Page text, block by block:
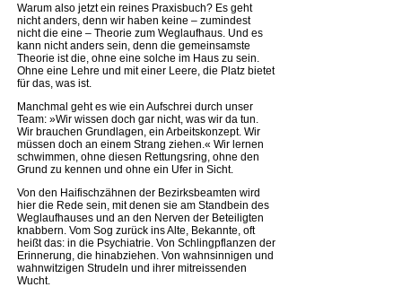
Warum also jetzt ein reines Praxisbuch? Es geht
nicht anders, denn wir haben keine – zumindest
nicht die eine – Theorie zum Weglaufhaus. Und es
kann nicht anders sein, denn die gemeinsamste
Theorie ist die, ohne eine solche im Haus zu sein.
Ohne eine Lehre und mit einer Leere, die Platz bietet
für das, was ist.
Manchmal geht es wie ein Aufschrei durch unser
Team: »Wir wissen doch gar nicht, was wir da tun.
Wir brauchen Grundlagen, ein Arbeitskonzept. Wir
müssen doch an einem Strang ziehen.« Wir lernen
schwimmen, ohne diesen Rettungsring, ohne den
Grund zu kennen und ohne ein Ufer in Sicht.
Von den Haifischzähnen der Bezirksbeamten wird
hier die Rede sein, mit denen sie am Standbein des
Weglaufhauses und an den Nerven der Beteiligten
knabbern. Vom Sog zurück ins Alte, Bekannte, oft
heißt das: in die Psychiatrie. Von Schlingpflanzen der
Erinnerung, die hinabziehen. Von wahnsinnigen und
wahnwitzigen Strudeln und ihrer mitreissenden
Wucht.